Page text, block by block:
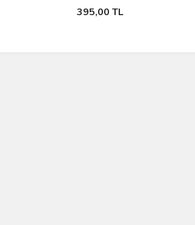
395,00 TL
Sepete Ekle